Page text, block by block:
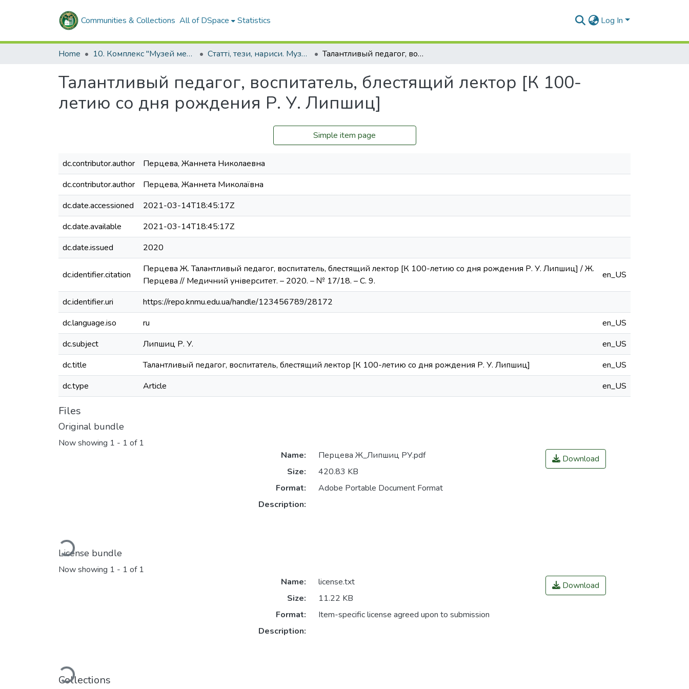
Communities & Collections All of DSpace Statistics Log In
Home 10. Комплекс "Музей медицини" ХНМУ Статті, тези, нариси. Музей медицини Талантливый педагог, воспитатель, блестящий лектор [К 100-летию со дня рождения Р. У. Липшиц]
Талантливый педагог, воспитатель, блестящий лектор [К 100-
летию со дня рождения Р. У. Липшиц]
Simple item page
dc.contributor.author
Перцева, Жаннета Николаевна
dc.contributor.author
Перцева, Жаннета Миколаївна
dc.date.accessioned
2021-03-14T18:45:17Z
dc.date.available
2021-03-14T18:45:17Z
dc.date.issued
2020
dc.identifier.citation
Перцева Ж. Талантливый педагог, воспитатель, блестящий лектор [К 100-летию со дня рождения Р. У. Липшиц] / Ж.
Перцева // Медичний університет. – 2020. – № 17/18. – С. 9.
en_US
dc.identifier.uri
https://repo.knmu.edu.ua/handle/123456789/28172
dc.language.iso
ru
en_US
dc.subject
Липшиц Р. У.
en_US
dc.title
Талантливый педагог, воспитатель, блестящий лектор [К 100-летию со дня рождения Р. У. Липшиц]
en_US
dc.type
Article en_US
Files
Original bundle
Now showing 1 - 1 of 1
Loading...
Name:
Перцева Ж_Липшиц РУ.pdf
Size:
420.83 KB
Format:
Adobe Portable Document Format
Description:
Download
License bundle
Now showing 1 - 1 of 1
Loading...
Name:
license.txt
Size:
11.22 KB
Format:
Item-specific license agreed upon to submission
Description:
Download
Collections